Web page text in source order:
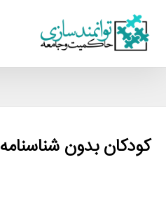
کودکان بدون شناسنامه